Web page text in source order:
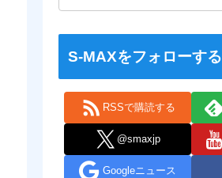
S-MAXをフォローする
RSSで購読する
@smaxjp
Googleニュース